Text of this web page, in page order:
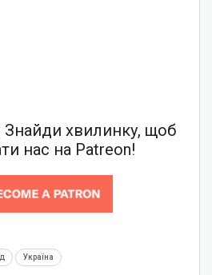
хвилинку, щоб
нас на Patreon!
Україна